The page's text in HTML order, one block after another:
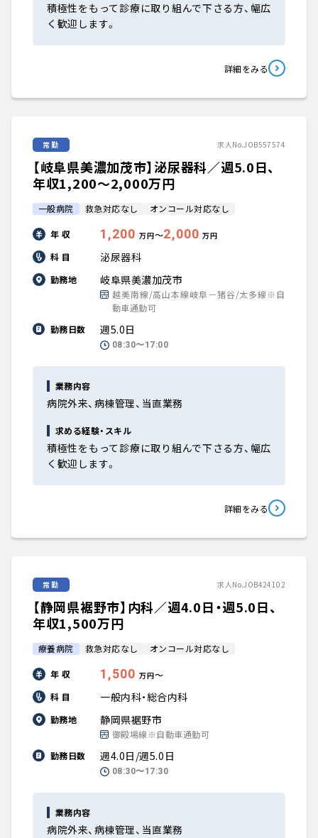
積極性をもって診療に取り組んで下さる方、幅広
く歓迎します。
詳細をみる
常勤 求人No.JOB557574
【岐阜県美濃加茂市】泌尿器科／週5.0日、
年収1,200〜2,000万円
一般病院 救急対応なし オンコール対応なし
年 収 1,200 万円〜2,000 万円
科 目 泌尿器科
勤務地 岐阜県美濃加茂市
越美南線/高山本線岐阜－猪谷/太多線※自
動車通勤可
勤務日数
週5.0日
08:30〜17:00
業務内容
病院外来、病棟管理、当直業務
求める経験・スキル
積極性をもって診療に取り組んで下さる方、幅広
く歓迎します。
詳細をみる
常勤 求人No.JOB424102
【静岡県裾野市】内科／週4.0日・週5.0日、
年収1,500万円
療養病院 救急対応なし オンコール対応なし
年 収 1,500 万円〜
科 目
一般内科・総合内科
勤務地 静岡県裾野市
御殿場線※自動車通勤可
勤務日数
週4.0日/週5.0日
08:30〜17:30
業務内容
病院外来、病棟管理、当直業務